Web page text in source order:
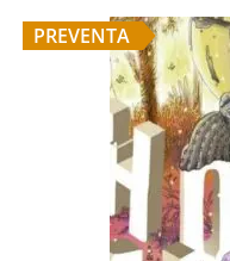
PREVENTA